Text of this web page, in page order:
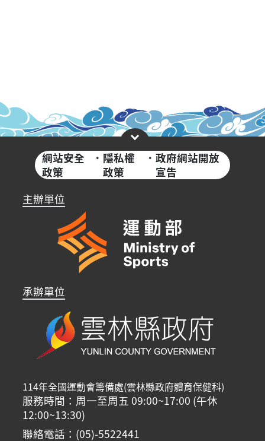
網站安全
政策
· 隱私權
政策
·政府網站開放
宣告
主辦單位
承辦單位
114年全國運動會籌備處(雲林縣政府體育保健科)
服務時間：周一至周五 09:00~17:00 (午休
12:00~13:30)
聯絡電話：(05)-5522441